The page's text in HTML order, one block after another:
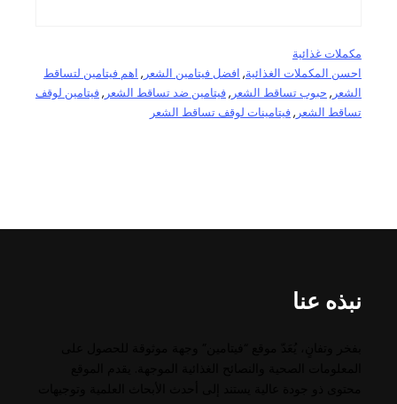
مكملات غذائية
احسن المكملات الغذائية, افضل فيتامين الشعر , اهم فيتامين لتساقط
الشعر , حبوب تساقط الشعر , فيتامين ضد تساقط الشعر , فيتامين لوقف
تساقط الشعر , فيتامينات لوقف تساقط الشعر
نبذه عنا